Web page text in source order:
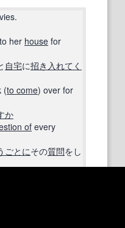
her house for
自宅に招き 入れて く
(to come) over for
か
of every
ごとにその質問をし